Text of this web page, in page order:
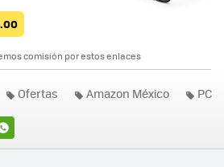
comisión por estos enlaces
Ofertas Amazon México PC